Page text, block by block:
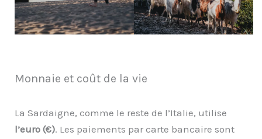
Monnaie et coût de la vie
La Sardaigne, comme le reste de l’Italie, utilise
l’euro (€). Les paiements par carte bancaire sont